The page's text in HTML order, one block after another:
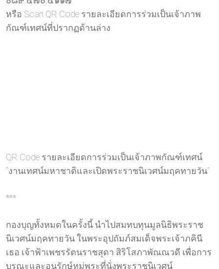
หรือ Scan QR Code รายละเอียดการร่วมเป็นเจ้าภาพ
กัณฑ์เทศน์ที่ปรากฏด้านล่าง
QR Code รายละเอียดการร่วมเป็นเจ้าภาพกัณฑ์เทศน์
“งานเทศน์มหาชาติและเปิดพระราชนิเวศน์มฤคทายวัน”
***
กองบุญทั้งหมดในครั้งนี้ นำไปสมทบทุนมูลนิธิพระราช
นิเวศน์มฤคทายวัน ในพระอุปถัมภ์สมเด็จพระเจ้าภคินี
เธอ เจ้าฟ้าเพชรรัตนราชสุดา สิริโสภาพัณณวดี เพื่อการ
บูรณะและอนุรักษ์หมู่พระที่นั่งพระราชนิเวศน์